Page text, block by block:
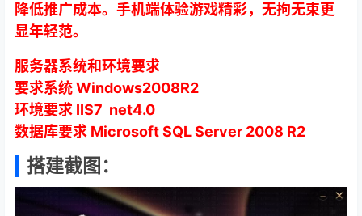
降低推广成本。手机端体验游戏精彩，无拘无束更
显年轻范。
服务器系统和环境要求
要求系统 Windows2008R2
环境要求 IIS7 net4.0
数据库要求 Microsoft SQL Server 2008 R2
搭建截图：